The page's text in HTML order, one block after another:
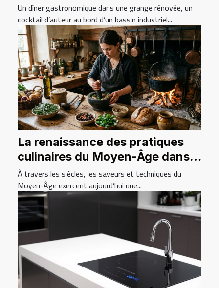
lieux atypiques
Un dîner gastronomique dans une grange rénovée, un
cocktail d’auteur au bord d’un bassin industriel...
La renaissance des pratiques
culinaires du Moyen-Âge dans
la cuisine contemporaine
À travers les siècles, les saveurs et techniques du
Moyen-Âge exercent aujourd’hui une...